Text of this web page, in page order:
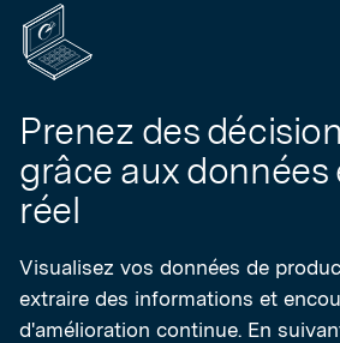
Prenez des
grâce aux données
réel
Visualisez vos données de
extraire des informations et
d'amélioration continue. En